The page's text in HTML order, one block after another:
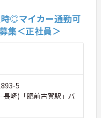
時◎マイカー通勤可
集＜正社員＞
5
長崎)「肥前古賀駅」バ